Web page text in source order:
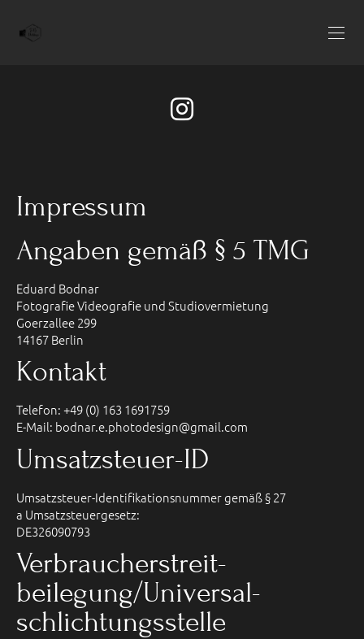
Impressum
Angaben gemäß § 5 TMG
Eduard Bodnar
Fotografie Videografie und Studiovermietung
Goerzallee 299
14167 Berlin
Kontakt
Telefon: +49 (0) 163 1691759
E-Mail: bodnar.e.photodesign@gmail.com
Umsatzsteuer-ID
Umsatzsteuer-Identifikationsnummer gemäß § 27
a Umsatzsteuergesetz:
DE326090793
Verbraucher­streit­
beilegung/Universal­
schlichtungs­stelle